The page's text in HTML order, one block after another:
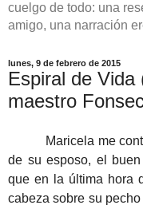
cuelgo de todo: una
amigo, una narración
lunes, 9 de febrero de 2015
Espiral de Vida
maestro
Maricela me
de su esposo, el
que en la última hora
cabeza sobre su